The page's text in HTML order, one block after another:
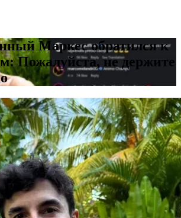
Маркес обратился к
Пожалуйста, не держите